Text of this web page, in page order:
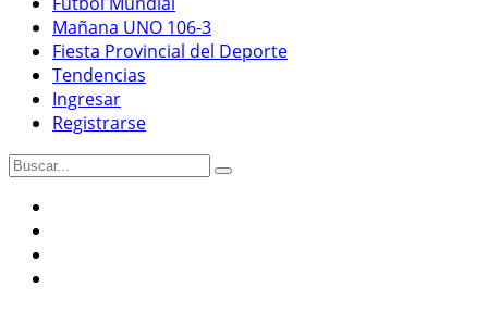
Mañana UNO 106-3
Fiesta Provincial del Deporte
Tendencias
Ingresar
Registrarse